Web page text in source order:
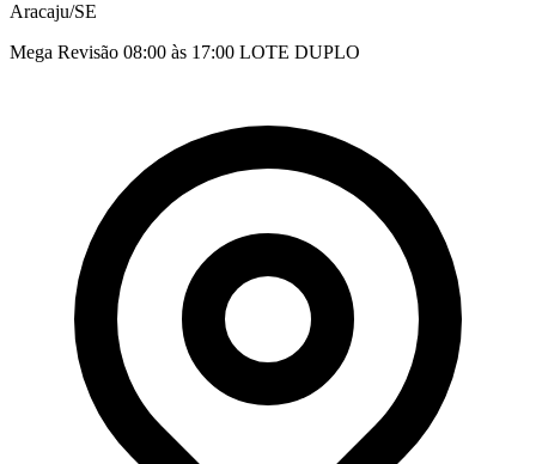
Aracaju/SE
Mega Revisão 08:00 às 17:00 LOTE DUPLO